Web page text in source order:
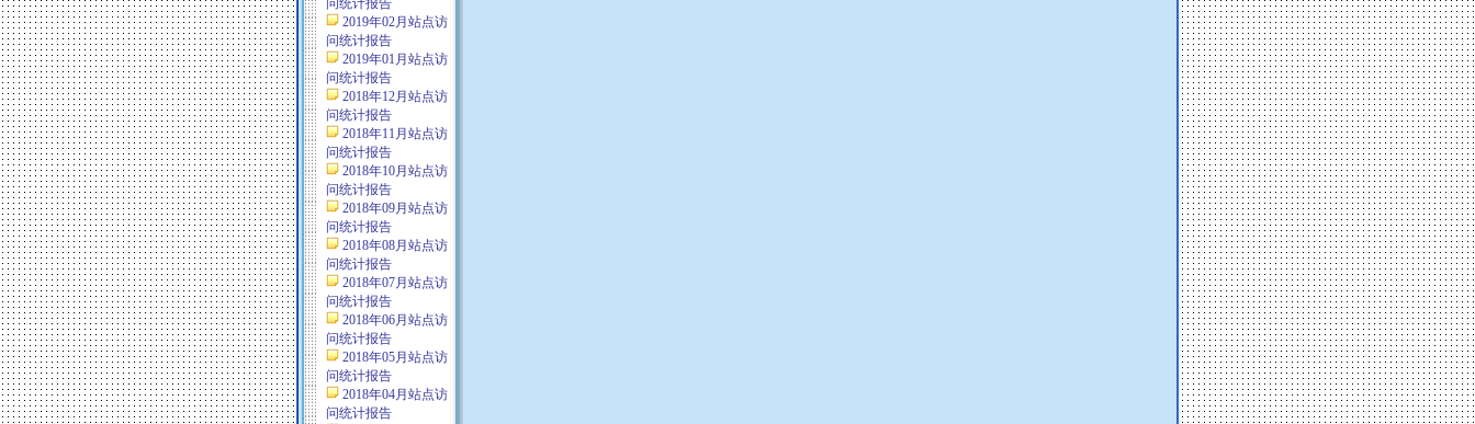
问统计报告
2019年02月站点访
问统计报告
2019年01月站点访
问统计报告
2018年12月站点访
问统计报告
2018年11月站点访
问统计报告
2018年10月站点访
问统计报告
2018年09月站点访
问统计报告
2018年08月站点访
问统计报告
2018年07月站点访
问统计报告
2018年06月站点访
问统计报告
2018年05月站点访
问统计报告
2018年04月站点访
问统计报告